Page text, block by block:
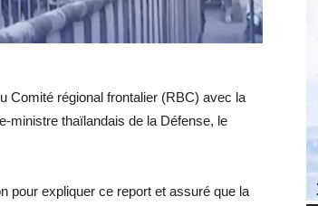
Comité régional frontalier (RBC) avec la
ministre thaïlandais de la Défense, le
pour expliquer ce report et assuré que la